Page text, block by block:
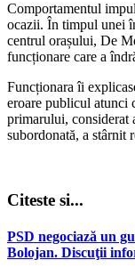
Comportamentul
ocazii. În timpul unei
centrul orașului, De
funcționare care a
Funcționara îi
eroare publicul atunci
primarului, considerat
subordonată, a stârnit
Citeste si...
PSD negociază un
Bolojan. Discuţii